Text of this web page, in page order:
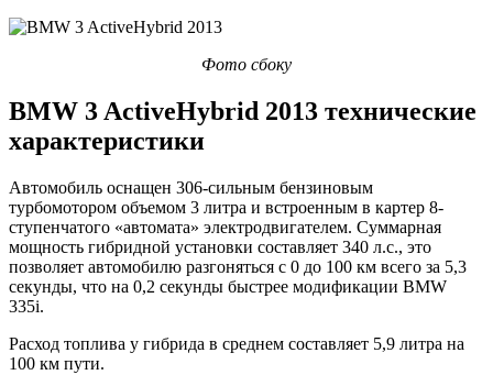
Фото сбоку
BMW 3 ActiveHybrid 2013 технические
характеристики
Автомобиль оснащен 306-сильным бензиновым
турбомотором объемом 3 литра и встроенным в картер 8-
ступенчатого «автомата» электродвигателем. Суммарная
мощность гибридной установки составляет 340 л.с., это
позволяет автомобилю разгоняться с 0 до 100 км всего за 5,3
секунды, что на 0,2 секунды быстрее модификации BMW
335i.
Расход топлива у гибрида в среднем составляет 5,9 литра на
100 км пути.